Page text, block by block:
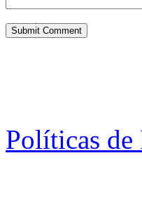
Políticas de